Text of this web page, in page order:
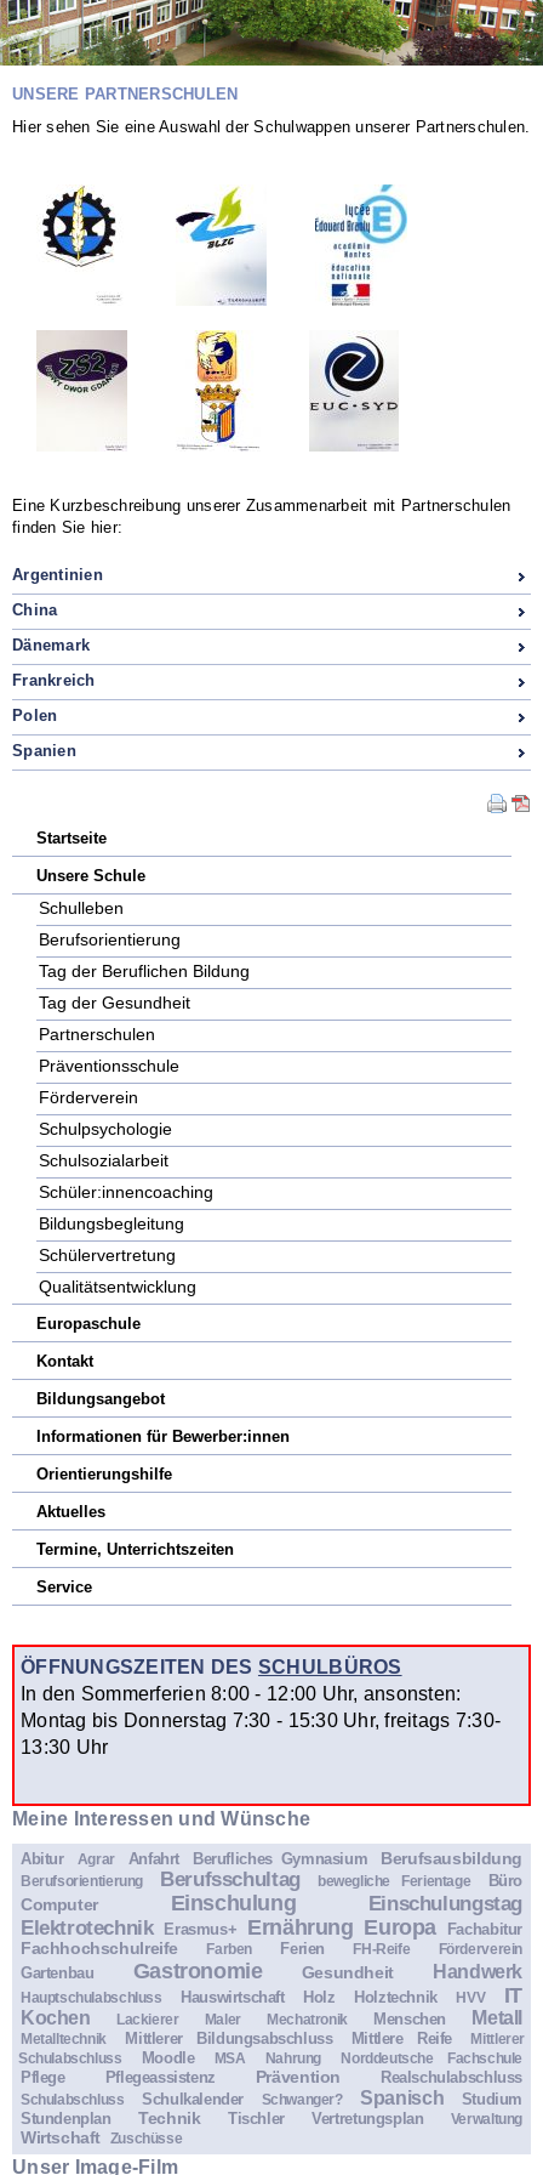
UNSERE PARTNERSCHULEN
Hier sehen Sie eine Auswahl der Schulwappen unserer Partnerschulen.
Eine Kurzbeschreibung unserer Zusammenarbeit mit Partnerschulen
finden Sie hier:
Argentinien
China
Dänemark
Frankreich
Polen
Spanien
Navigation
überspringen
Startseite
Unsere Schule
Schulleben
Berufsorientierung
Tag der Beruflichen Bildung
Tag der Gesundheit
Partnerschulen
Präventionsschule
Förderverein
Schulpsychologie
Schulsozialarbeit
Schüler:innencoaching
Bildungsbegleitung
Schülervertretung
Qualitätsentwicklung
Europaschule
Kontakt
Bildungsangebot
Informationen für Bewerber:innen
Orientierungshilfe
Aktuelles
Termine, Unterrichtszeiten
Service
ÖFFNUNGSZEITEN DES SCHULBÜROS
In den Sommerferien 8:00 - 12:00 Uhr, ansonsten:
Montag bis Donnerstag 7:30 - 15:30 Uhr, freitags 7:30-
13:30 Uhr
Meine Interessen und Wünsche
Abitur Agrar Anfahrt Berufliches Gymnasium Berufsausbildung
Berufsorientierung Berufsschultag bewegliche Ferientage Büro
Computer Einschulung
Einschulungstag
Elektrotechnik
Erasmus+ Ernährung Europa Fachabitur
Fachhochschulreife Farben Ferien FH-Reife Förderverein
Gartenbau Gastronomie Gesundheit Handwerk
Hauptschulabschluss Hauswirtschaft Holz Holztechnik HVV IT
Kochen Lackierer Maler Mechatronik Menschen Metall
Metalltechnik Mittlerer Bildungsabschluss Mittlere Reife
Mittlerer
Schulabschluss
Moodle MSA Nahrung Norddeutsche Fachschule
Pflege Pflegeassistenz Prävention Realschulabschluss
Schulabschluss Schulkalender Schwanger? Spanisch
Studium
Stundenplan
Technik Tischler Vertretungsplan Verwaltung
Wirtschaft Zuschüsse
Unser Image-Film